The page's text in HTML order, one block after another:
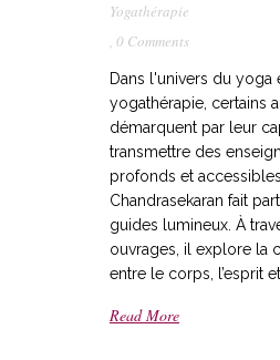
Yogathérapie
, 0 Comments
Dans l'univers du yoga
yogathérapie, certains
démarquent par leur
transmettre des
profonds et
Chandrasekaran fait
guides lumineux. À
ouvrages, il explore la
entre le corps, l’esprit et
Read More